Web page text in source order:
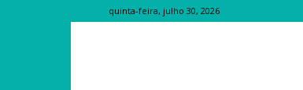
quinta-feira, julho 30, 2026